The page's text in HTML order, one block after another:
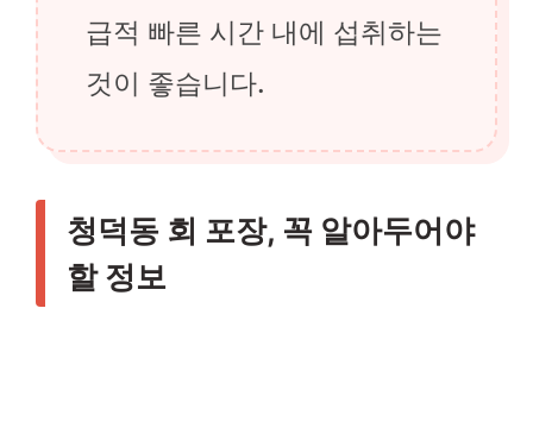
급적 빠른 시간 내에 섭취하는
것이 좋습니다.
청덕동 회 포장, 꼭 알아두어야
할 정보